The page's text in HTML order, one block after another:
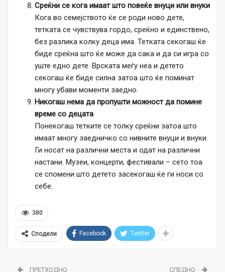
Среќни се кога имаат што повеќе внуци или внуки
Кога во семејството ќе се роди ново дете,
тетката се чувствува гордо, среќно и единствено,
без разлика колку деца има. Тетката секогаш ќе
биде среќна што ќе може да сака и да си игра со
уште едно дете. Врската меѓу неа и детето
секогаш ќе биде силна затоа што ќе поминат
многу убави моменти заедно.
Никогаш нема да пропушти можност да помине
време со децата
Понекогаш тетките се толку среќни затоа што
имаат многу заедничко со нивните внуци и внуки.
Ги носат на различни места и одат на различни
настани. Музеи, концерти, фестивали – сето тоа
се спомени што детето засекогаш ќе ги носи со
себе.
380
Сподели Facebook Twitter
ПРЕТХОДНО СЛЕДНО